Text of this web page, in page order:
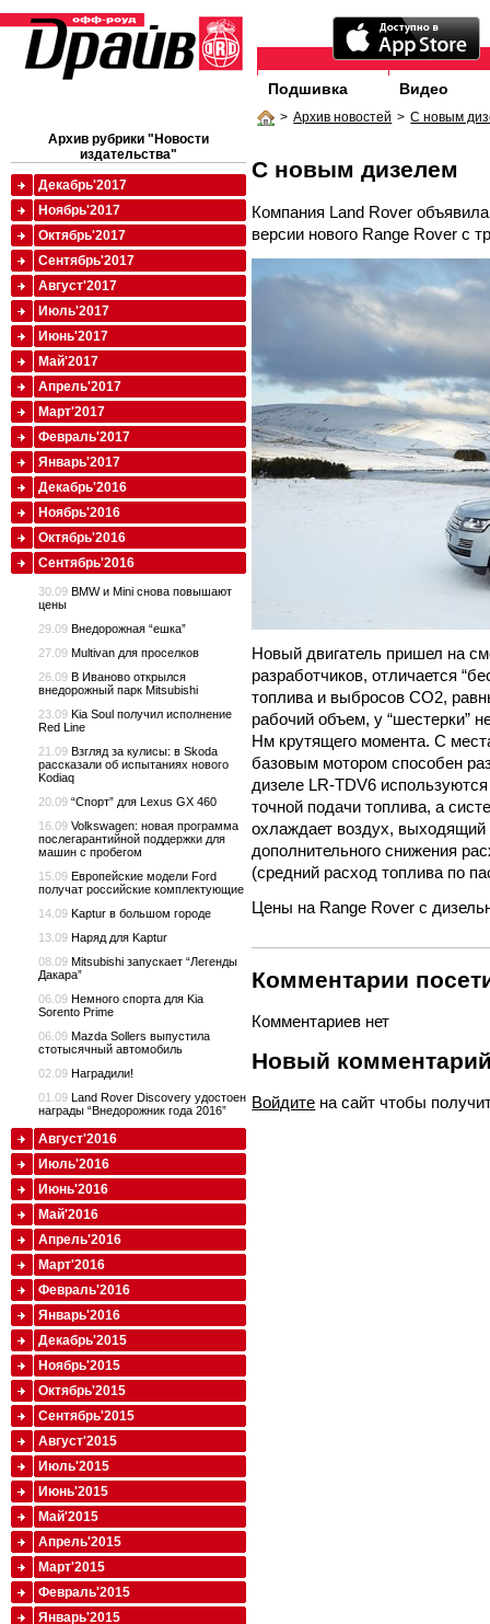
Подшивка Видео
> Архив новостей > С новым
С новым дизелем
Компания Land Rover
версии нового Range Rover с
Новый двигатель пришел на
разработчиков, отличается
топлива и выбросов CO2,
рабочий объем, у “шестерки”
Нм крутящего момента. С
базовым мотором способен
дизеле LR-TDV6
точной подачи топлива, а
охлаждает воздух, выходящий
дополнительного снижения
(средний расход топлива по
Цены на Range Rover с
Комментарии
Комментариев нет
Новый
Войдите на сайт чтобы
Архив рубрики "Новости
издательства"
Декабрь'2017
Ноябрь'2017
Октябрь'2017
Сентябрь'2017
Август'2017
Июль'2017
Июнь'2017
Май'2017
Апрель'2017
Март'2017
Февраль'2017
Январь'2017
Декабрь'2016
Ноябрь'2016
Октябрь'2016
Сентябрь'2016
30.09 BMW и Mini снова повышают
цены
29.09 Внедорожная “ешка”
27.09 Multivan для проселков
26.09 В Иваново открылся
внедорожный парк Mitsubishi
23.09 Kia Soul получил исполнение
Red Line
21.09 Взгляд за кулисы: в Skoda
рассказали об испытаниях нового
Kodiaq
20.09 “Спорт” для Lexus GX 460
16.09 Volkswagen: новая программа
послегарантийной поддержки для
машин с пробегом
15.09 Европейские модели Ford
получат российские комплектующие
14.09 Kaptur в большом городе
13.09 Наряд для Kaptur
08.09 Mitsubishi запускает “Легенды
Дакара”
06.09 Немного спорта для Kia
Sorento Prime
06.09 Mazda Sollers выпустила
стотысячный автомобиль
02.09 Наградили!
01.09 Land Rover Discovery удостоен
награды “Внедорожник года 2016”
Август'2016
Июль'2016
Июнь'2016
Май'2016
Апрель'2016
Март'2016
Февраль'2016
Январь'2016
Декабрь'2015
Ноябрь'2015
Октябрь'2015
Сентябрь'2015
Август'2015
Июль'2015
Июнь'2015
Май'2015
Апрель'2015
Март'2015
Февраль'2015
Январь'2015